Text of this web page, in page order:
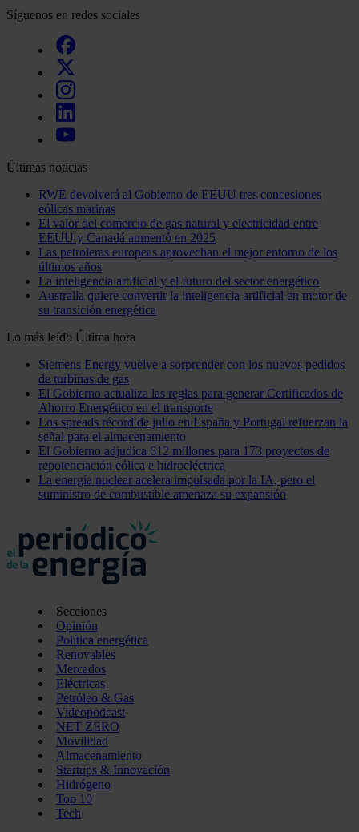
Síguenos en redes sociales
Últimas noticias
RWE devolverá al Gobierno de EEUU tres concesiones
eólicas marinas
El valor del comercio de gas natural y electricidad entre
EEUU y Canadá aumentó en 2025
Las petroleras europeas aprovechan el mejor entorno de los
últimos años
La inteligencia artificial y el futuro del sector energético
Australia quiere convertir la inteligencia artificial en motor de
su transición energética
Lo más leído Última hora
Siemens Energy vuelve a sorprender con los nuevos pedidos
de turbinas de gas
El Gobierno actualiza las reglas para generar Certificados de
Ahorro Energético en el transporte
Los spreads récord de julio en España y Portugal refuerzan la
señal para el almacenamiento
El Gobierno adjudica 612 millones para 173 proyectos de
repotenciación eólica e hidroeléctrica
La energía nuclear acelera impulsada por la IA, pero el
suministro de combustible amenaza su expansión
Secciones
Opinión
Política energética
Renovables
Mercados
Eléctricas
Petróleo & Gas
Videopodcast
NET ZERO
Movilidad
Almacenamiento
Startups & Innovación
Hidrógeno
Top 10
Tech